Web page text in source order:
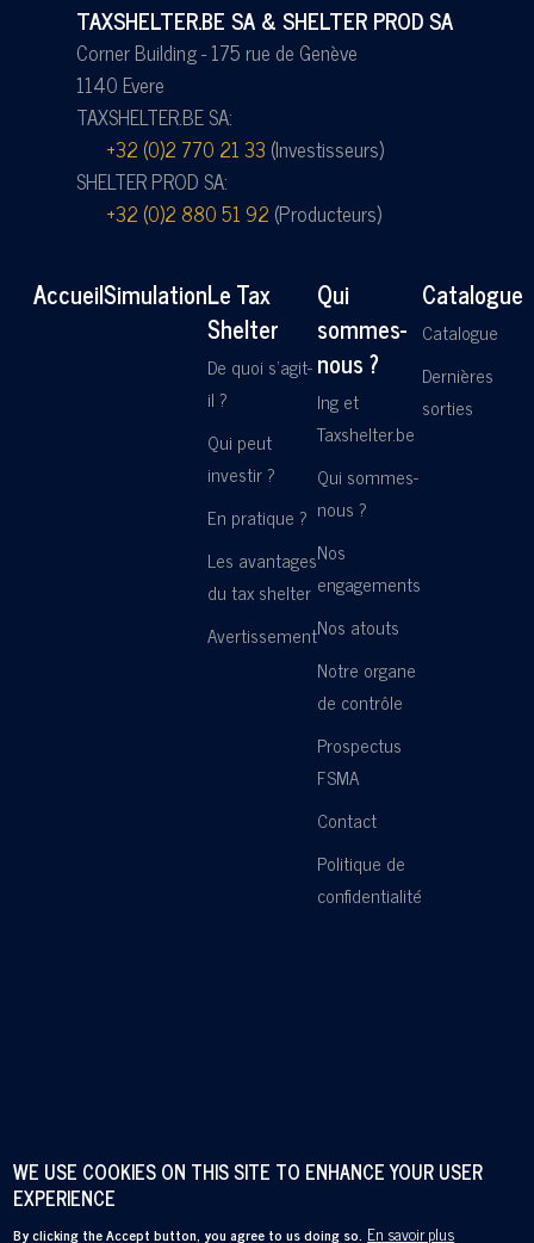
TAXSHELTER.BE SA & SHELTER PROD SA
Corner Building - 175 rue de Genève
1140 Evere
TAXSHELTER.BE SA:
+32 (0)2 770 21 33 (Investisseurs)
SHELTER PROD SA:
+32 (0)2 880 51 92 (Producteurs)
AccueilSimulationLe Tax
Shelter
De quoi s'agit-
il ?
Qui peut
investir ?
En pratique ?
Les avantages
du tax shelter
Avertissement
Qui
sommes-
nous ?
Ing et
Taxshelter.be
Qui sommes-
nous ?
Nos
engagements
Nos atouts
Notre organe
de contrôle
Prospectus
FSMA
Contact
Politique de
confidentialité
Catalogue
Catalogue
Dernières
sorties
WE USE COOKIES ON THIS SITE TO ENHANCE YOUR USER
EXPERIENCE
By clicking the Accept button, you agree to us doing so. En savoir plus